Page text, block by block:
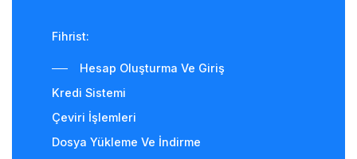
Fihrist:
Hesap Oluşturma Ve Giriş
Kredi Sistemi
Çeviri İşlemleri
Dosya Yükleme Ve İndirme